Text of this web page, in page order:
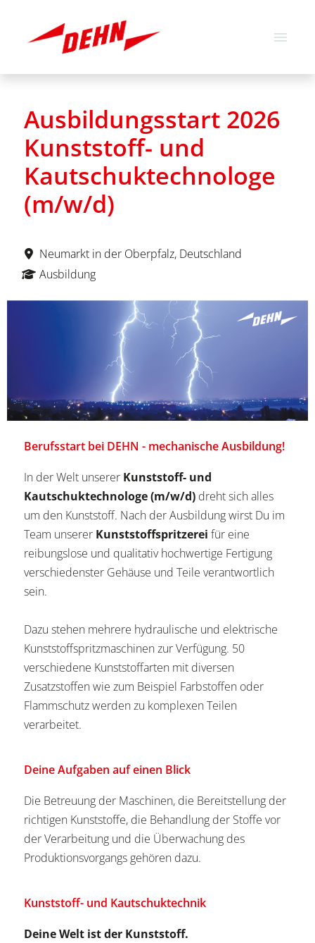
Stellenangebote
Über uns
Unsere Werte
Ausbildungsstart 2026
Kunststoff- und
Kautschuktechnologe
(m/w/d)
Neumarkt in der Oberpfalz, Deutschland
Ausbildung
Berufsstart bei DEHN - mechanische Ausbildung!
In der Welt unserer Kunststoff- und
Kautschuktechnologe (m/w/d) dreht sich alles
um den Kunststoff. Nach der Ausbildung wirst Du im
Team unserer Kunststoffspritzerei für eine
reibungslose und qualitativ hochwertige Fertigung
verschiedenster Gehäuse und Teile verantwortlich
sein.
Dazu stehen mehrere hydraulische und elektrische
Kunststoffspritzmaschinen zur Verfügung. 50
verschiedene Kunststoffarten mit diversen
Zusatzstoffen wie zum Beispiel Farbstoffen oder
Flammschutz werden zu komplexen Teilen
verarbeitet.
Deine Aufgaben auf einen Blick
Die Betreuung der Maschinen, die Bereitstellung der
richtigen Kunststoffe, die Behandlung der Stoffe vor
der Verarbeitung und die Überwachung des
Produktionsvorgangs gehören dazu.
Kunststoff- und Kautschuktechnik
Deine Welt ist der Kunststoff.